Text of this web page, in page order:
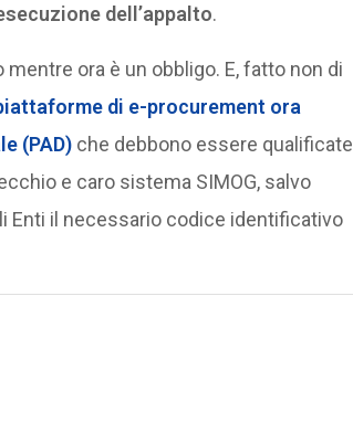
dell’appalto.
ora è un obbligo. E, fatto non di
di e-procurement ora
(PAD)che debbono essere qualificate
e caro sistema SIMOG, salvo
Enti il necessario codice identificativo